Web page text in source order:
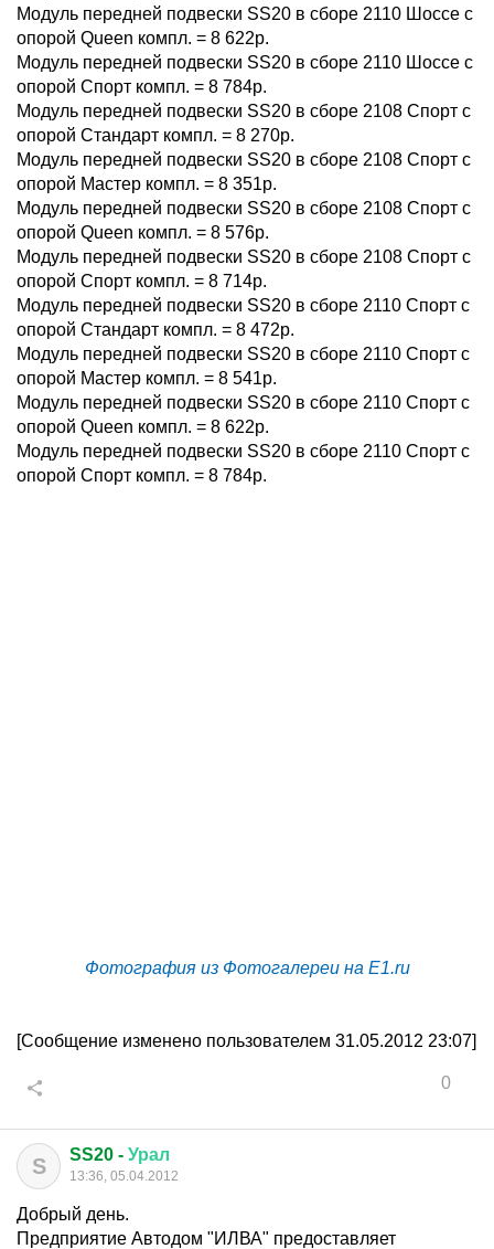
Модуль передней подвески SS20 в сборе 2110 Шоссе с
опорой Queen компл. = 8 622р.
Модуль передней подвески SS20 в сборе 2110 Шоссе c
опорой Спорт компл. = 8 784р.
Модуль передней подвески SS20 в сборе 2108 Спорт с
опорой Стандарт компл. = 8 270р.
Модуль передней подвески SS20 в сборе 2108 Спорт с
опорой Мастер компл. = 8 351р.
Модуль передней подвески SS20 в сборе 2108 Спорт с
опорой Queen компл. = 8 576р.
Модуль передней подвески SS20 в сборе 2108 Спорт c
опорой Спорт компл. = 8 714р.
Модуль передней подвески SS20 в сборе 2110 Спорт с
опорой Стандарт компл. = 8 472р.
Модуль передней подвески SS20 в сборе 2110 Спорт с
опорой Мастер компл. = 8 541р.
Модуль передней подвески SS20 в сборе 2110 Спорт с
опорой Queen компл. = 8 622р.
Модуль передней подвески SS20 в сборе 2110 Спорт c
опорой Спорт компл. = 8 784р.
Фотография из Фотогалереи на E1.ru
[Сообщение изменено пользователем 31.05.2012 23:07]
0
S SS20 - Урал
13:36, 05.04.2012
Добрый день.
Предприятие Автодом "ИЛВА" предоставляет